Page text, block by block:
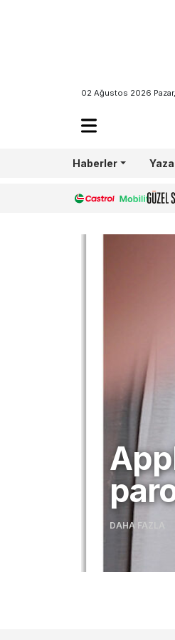
02 Ağustos 2026
Haberler
Castrol
DAHA FAZLA